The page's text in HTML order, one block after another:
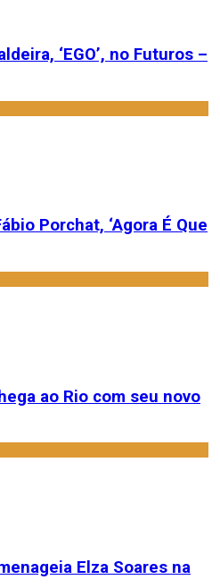
‘EGO’, no Futuros –
Porchat, ‘Agora É Que
ao Rio com seu novo
Elza Soares na